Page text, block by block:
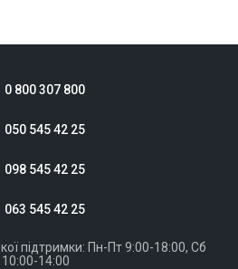
0 800 307 800
050 545 42 25
098 545 42 25
063 545 42 25
підтримки: Пн-Пт 9:00-18:00, Сб
10:00-14:00